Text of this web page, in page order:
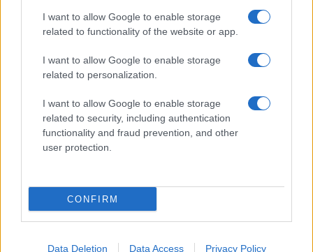
I want to allow Google to enable storage
related to functionality of the website or app.
I want to allow Google to enable storage
related to personalization.
I want to allow Google to enable storage
related to security, including authentication
functionality and fraud prevention, and other
user protection.
CONFIRM
Data Deletion Data Access Privacy Policy